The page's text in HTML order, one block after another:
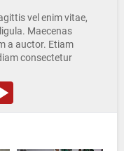
vel enim vitae,
Maecenas
a auctor. Etiam
consectetur